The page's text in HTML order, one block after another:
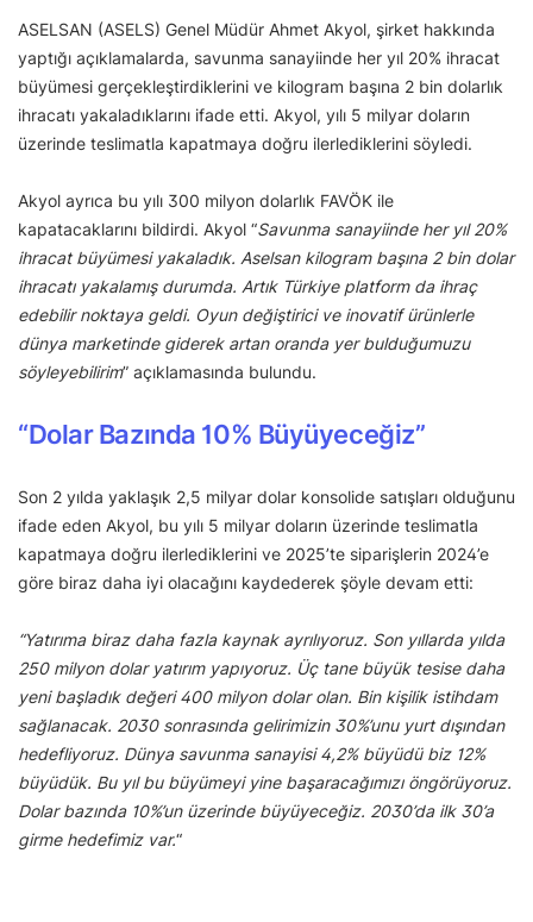
ASELSAN (ASELS) Genel Müdür Ahmet Akyol, şirket hakkında
yaptığı açıklamalarda, savunma sanayiinde her yıl 20% ihracat
büyümesi gerçekleştirdiklerini ve kilogram başına 2 bin dolarlık
ihracatı yakaladıklarını ifade etti. Akyol, yılı 5 milyar doların
üzerinde teslimatla kapatmaya doğru ilerlediklerini söyledi.
Akyol ayrıca bu yılı 300 milyon dolarlık FAVÖK ile
kapatacaklarını bildirdi. Akyol “Savunma sanayiinde her yıl 20%
ihracat büyümesi yakaladık. Aselsan kilogram başına 2 bin dolar
ihracatı yakalamış durumda. Artık Türkiye platform da ihraç
edebilir noktaya geldi. Oyun değiştirici ve inovatif ürünlerle
dünya marketinde giderek artan oranda yer bulduğumuzu
söyleyebilirim” açıklamasında bulundu.
“Dolar Bazında 10% Büyüyeceğiz”
Son 2 yılda yaklaşık 2,5 milyar dolar konsolide satışları olduğunu
ifade eden Akyol, bu yılı 5 milyar doların üzerinde teslimatla
kapatmaya doğru ilerlediklerini ve 2025’te siparişlerin 2024’e
göre biraz daha iyi olacağını kaydederek şöyle devam etti:
“Yatırıma biraz daha fazla kaynak ayrılıyoruz. Son yıllarda yılda
250 milyon dolar yatırım yapıyoruz. Üç tane büyük tesise daha
yeni başladık değeri 400 milyon dolar olan. Bin kişilik istihdam
sağlanacak. 2030 sonrasında gelirimizin 30%’unu yurt dışından
hedefliyoruz. Dünya savunma sanayisi 4,2% büyüdü biz 12%
büyüdük. Bu yıl bu büyümeyi yine başaracağımızı öngörüyoruz.
Dolar bazında 10%’un üzerinde büyüyeceğiz. 2030’da ilk 30’a
girme hedefimiz var.“